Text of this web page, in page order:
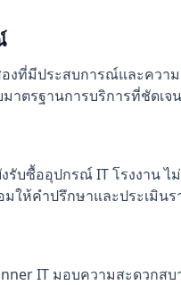
งที่มีประสบการณ์และควา
าตรฐานการบริการที่ชัด
บซื้ออุปกรณ์ IT โรงงาน ไ
ให้คำปรึกษาและประเมินร
IT มอบความสะดว